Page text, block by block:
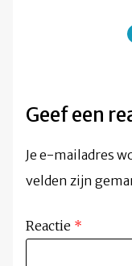
Geef een
Je e-mailadres
velden zijn
Reactie *